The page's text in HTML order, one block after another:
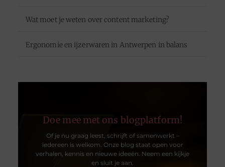
Wat moet je weten over content marketing?
Ergonomie en ijzerwaren in Antwerpen in balans
Doe mee met ons blogplatform!
Of je nu graag leest, schrijft of samenwerkt –
iedereen is welkom. Onze blog staat open voor
verhalen, kennis en nieuwe ideeën. Neem een kijkje
en sluit je aan.